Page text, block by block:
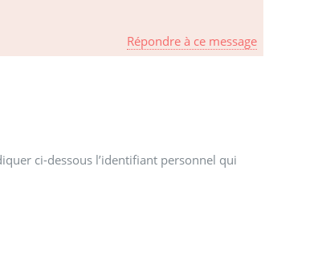
Répondre à ce message
ci-dessous l’identifiant personnel qui